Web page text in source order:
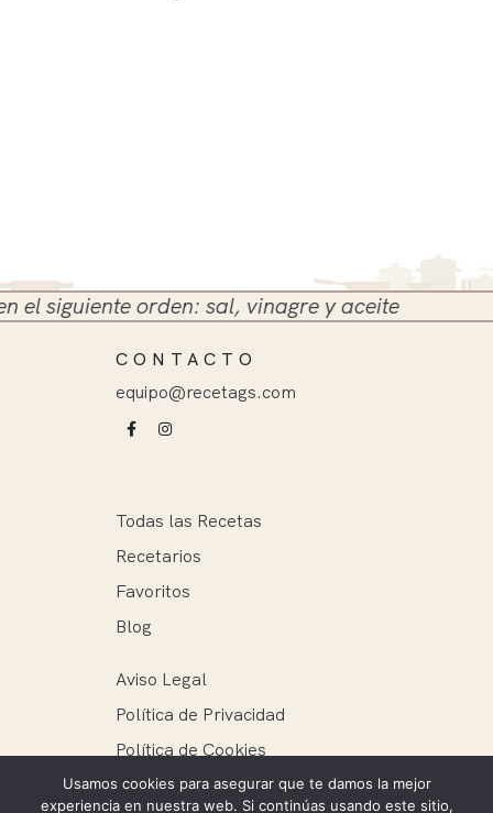
orden: sal, vinagre y aceite
CONTACTO
equipo@recetags.com
Todas las Recetas
Recetarios
Favoritos
Blog
Aviso Legal
Política de Privacidad
Política de Cookies
Usamos cookies para asegurar que te damos la mejor
experiencia en nuestra web. Si continúas usando este sitio,